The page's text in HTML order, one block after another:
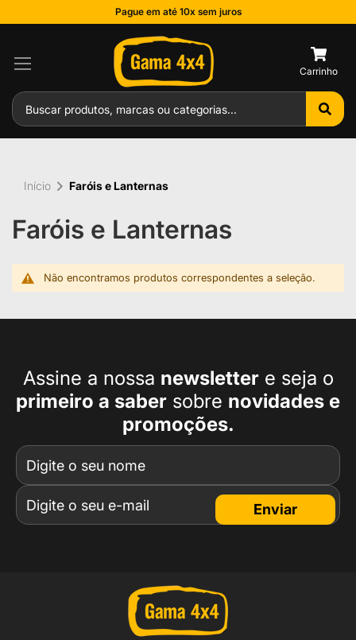
Pague em até 10x sem juros
Faróis e Lanternas
Não encontramos produtos correspondentes a seleção.
Início Faróis e Lanternas
Assine a nossa newslettere seja o
primeiro a saber sobre novidades e
promoções.
Enviar